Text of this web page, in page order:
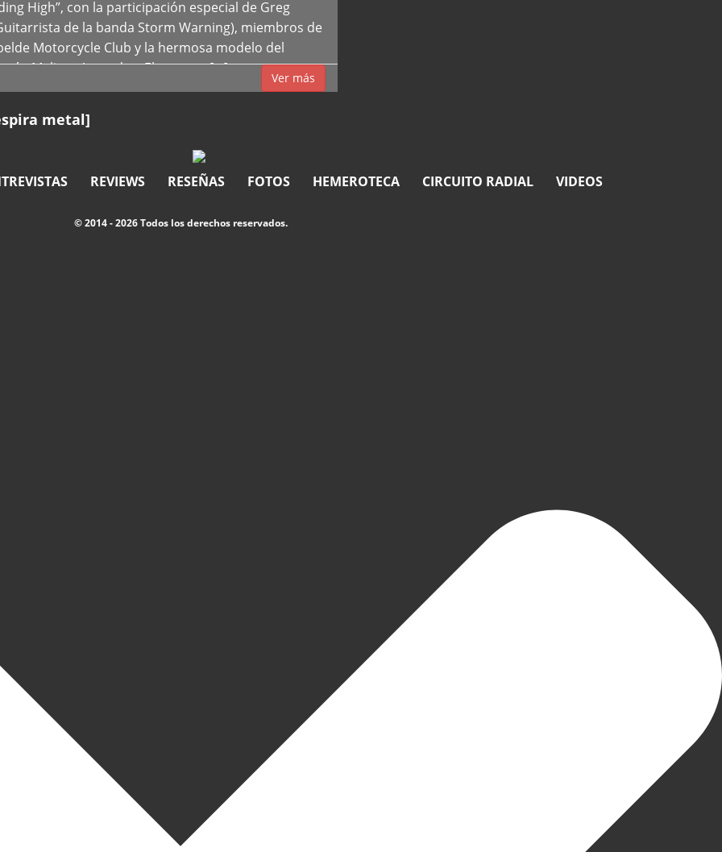
High”, con la participación especial de Greg
de la banda Storm Warning), miembros de
Motorcycle Club y la hermosa modelo del
Melissa Acevedo. El potente […]
Ver más
metal]
REVIEWS RESEÑAS FOTOS HEMEROTECA CIRCUITO RADIAL VIDEOS
© 2014 - 2026 Todos los derechos reservados.